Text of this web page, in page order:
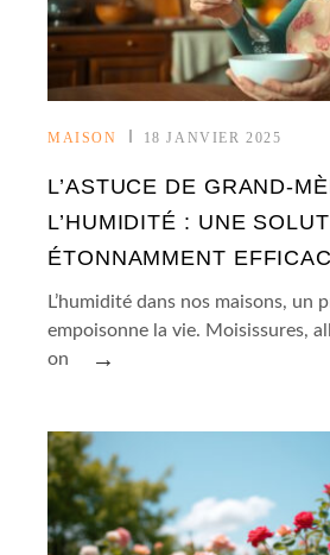
MAISON 18 JANVIER 2025
L’ASTUCE DE GRAND-
L’HUMIDITÉ : UNE
ÉTONNAMMENT
L’humidité dans nos maisons, un
empoisonne la vie. Moisissures,
on
→